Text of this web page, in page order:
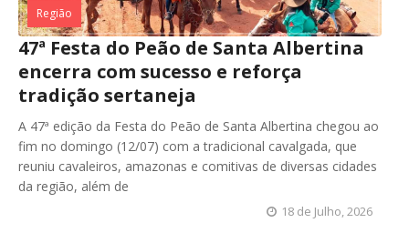
Região
47ª Festa do Peão de Santa Albertina
encerra com sucesso e reforça
tradição sertaneja
A 47ª edição da Festa do Peão de Santa Albertina chegou ao
fim no domingo (12/07) com a tradicional cavalgada, que
reuniu cavaleiros, amazonas e comitivas de diversas cidades
da região, além de
18 de Julho, 2026